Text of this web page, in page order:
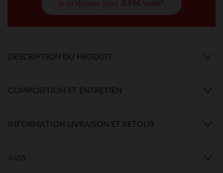
je m'abonne pour 3,99€/mois*
DESCRIPTION DU PRODUIT
COMPOSITION ET ENTRETIEN
INFORMATION LIVRAISON ET RETOUR
AVIS